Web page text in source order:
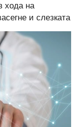
хода на
и слезката